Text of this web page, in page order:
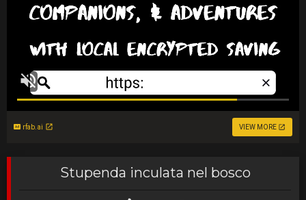
rfab.ai VIEW MORE
Stupenda inculata nel bosco